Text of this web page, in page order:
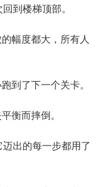
到楼梯顶部。
幅度都大，所有人
到了下一个关卡。
衡而摔倒。
出的每一步都用了